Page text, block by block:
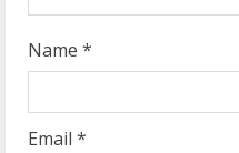
Name *
Email *